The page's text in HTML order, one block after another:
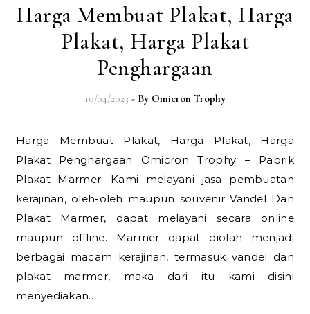
Harga Membuat Plakat, Harga
Plakat, Harga Plakat
Penghargaan
10/04/2023 - By Omicron Trophy
Harga Membuat Plakat, Harga Plakat, Harga
Plakat Penghargaan Omicron Trophy – Pabrik
Plakat Marmer. Kami melayani jasa pembuatan
kerajinan, oleh-oleh maupun souvenir Vandel Dan
Plakat Marmer, dapat melayani secara online
maupun offline. Marmer dapat diolah menjadi
berbagai macam kerajinan, termasuk vandel dan
plakat marmer, maka dari itu kami disini
menyediakan…